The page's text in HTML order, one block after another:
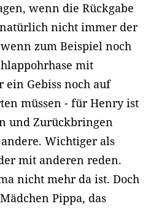
wenn die Rückgabe
nicht immer der
zum Beispiel noch
mit
ein Gebiss noch auf
müssen - für Henry ist
und Zurückbringen
Wichtiger als
mit anderen reden.
nicht mehr da ist. Doch
Pippa, das